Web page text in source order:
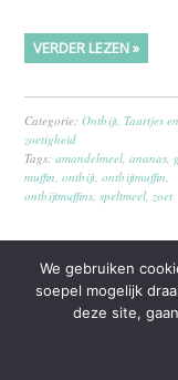
VERDER LEZEN »
Categorie:Ontbijt,Taartjes
zoetigheid
Tags:amandelmeel,ananas,
muffin,ontbijt,ontbijtmuffin,
ontbijtmuffins,speltmeel,zoet
24 maart 2015doorStefanie
We gebruiken
soepel mogelijk
deze site,